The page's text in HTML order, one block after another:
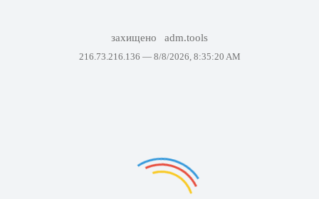
захищено adm.tools
216.73.216.136 — 8/8/2026, 8:35:20 AM